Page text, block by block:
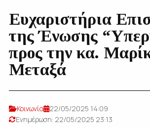
Ευχαριστήρια
της Ένωσης
προς την κα.
Μεταξά
Κοινωνία
22/05/2025 14:09
Ενημέρωση: 22/05/2025 23:13